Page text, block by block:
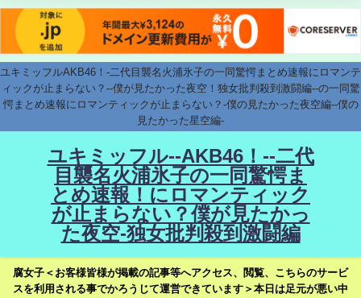
ユキミッフルAKB46！-二代目襲名火浦氷子の一同驚愕まとめ速報にロマンテ
ィックが止まらない？--僕が見たかった夜空！独女批判殺到激闘編--の一同驚
愕まとめ速報にロマンティックが止まらない？-僕の見たかった夜空編--僕の
見たかった星空編-
ユキミッフル--AKB46！--二代
目襲名火浦氷子の一同驚愕ま
とめ速報！にロマンティック
が止まらない？僕が見たかっ
た夜空-独女批判殺到激闘編
腐女子＜お客様皆様が掲載の記事等へアクセス、閲覧、こちらのサービ
スを利用される事でかろうじて運営できています＞本日は足元が悪い中